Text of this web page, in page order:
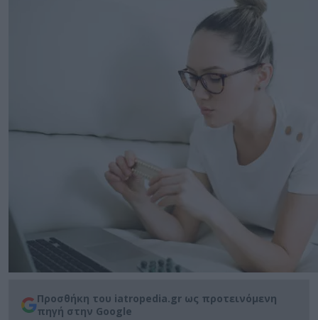
Προσθήκη του iatropedia.gr ως προτεινόμενη
πηγή στην Google